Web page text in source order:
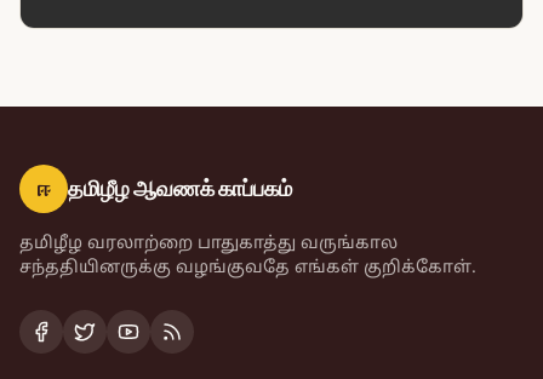
ஈ தமிழீழ ஆவணக் காப்பகம்
தமிழீழ வரலாற்றை பாதுகாத்து வருங்கால
சந்ததியினருக்கு வழங்குவதே எங்கள் குறிக்கோள்.